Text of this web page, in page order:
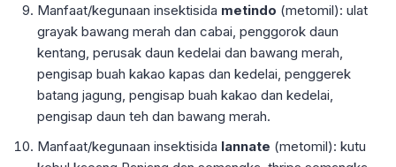
Manfaat/kegunaan insektisida metindo (metomil): ulat
grayak bawang merah dan cabai, penggorok daun
kentang, perusak daun kedelai dan bawang merah,
pengisap buah kakao kapas dan kedelai, penggerek
batang jagung, pengisap buah kakao dan kedelai,
pengisap daun teh dan bawang merah.
Manfaat/kegunaan insektisida lannate (metomil): kutu